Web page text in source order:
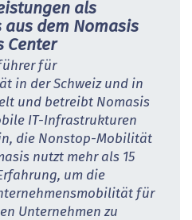
als
aus dem Nomasis
Center
für
in der Schweiz und in
und betreibt Nomasis
IT-Infrastrukturen
die Nonstop-Mobilität
nutzt mehr als 15
um die
für
Unternehmen zu